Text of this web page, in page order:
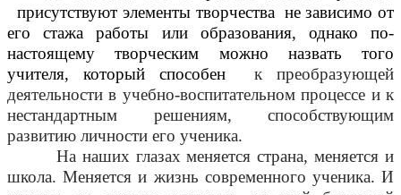
присутствуют элементы творчества не зависимо от
его стажа работы или образования, однако по-
настоящему творческим можно назвать того
учителя, который способен к преобразующей
деятельности в учебно-воспитательном процессе и к
нестандартным решениям, способствующим
развитию личности его ученика.
На наших глазах меняется страна, меняется и
школа. Меняется и жизнь современного ученика. И